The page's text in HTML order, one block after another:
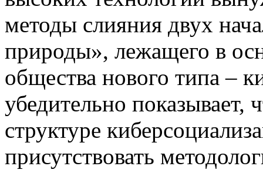
методы слияния двух
природы», лежащего в
общества нового типа –
убедительно
структуре
присутствовать